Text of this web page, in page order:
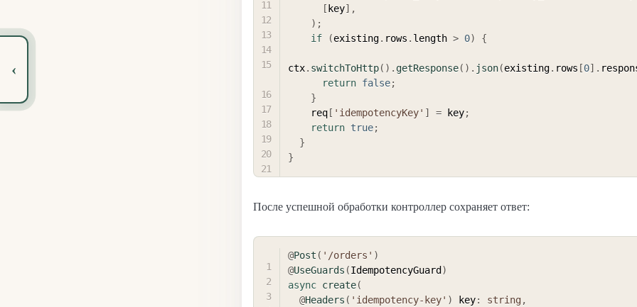
‹
[ key] ,
) ;
if
(existing. rows . length > 0) {
ctx. switchToHttp( ) . getResponse( ) . json(existing. rows [0] .
return false;
}
    req
[ 'idempotencyKey' ] = key;
return true;
}
}
После успешной обработки контроллер сохраняет ответ:
@Post ( '/orders' )
@UseGuards (IdempotencyGuard )
async create(
@Headers ( 'idempotency-key' ) key: string ,